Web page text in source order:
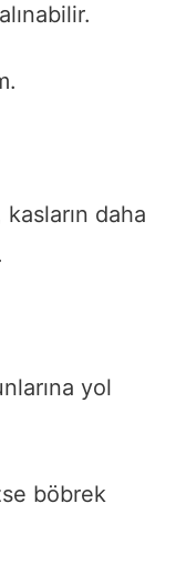
kasların daha
yol
böbrek